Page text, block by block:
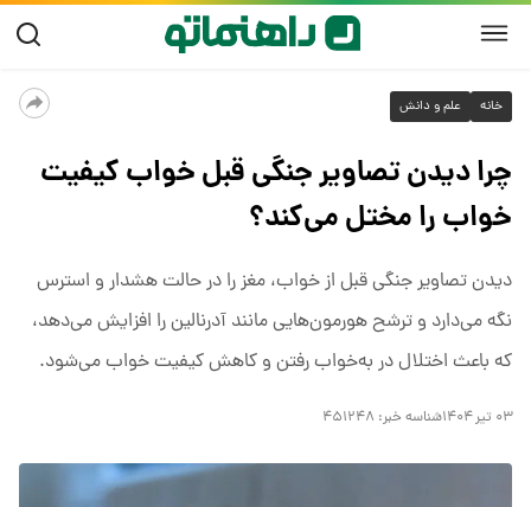
خانه علم و دانش
چرا دیدن تصاویر جنگی قبل خواب کیفیت
خواب را مختل می‌کند؟
دیدن تصاویر جنگی قبل از خواب، مغز را در حالت هشدار و استرس
نگه می‌دارد و ترشح هورمون‌هایی مانند آدرنالین را افزایش می‌دهد،
که باعث اختلال در به‌خواب رفتن و کاهش کیفیت خواب می‌شود.
۰۳ تیر ۱۴۰۴ شناسه خبر: ۴۵۱۲۴۸